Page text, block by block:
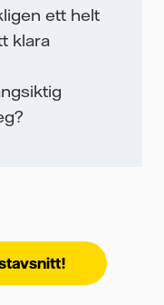
ett helt
klara